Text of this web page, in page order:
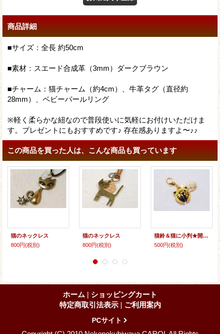
商品詳細
■サイズ：全長 約50cm
■素材：スエード合成革（3mm）ダークブラウン
■チャーム：猫チャーム（約4cm）、牛革タグ（直径約
28mm）、ベビーパールリング
※軽く柔らかな紐なので普段使いに気軽にお付けいただけま
す。プレゼントにもおすすめです♪ 存在感ありますよ〜♪♪
この商品を買った人は、こんな商品も買っています
猫のネックレス
800円(税別)
猫のネックレス
800円(税別)
猫鈴＆猫に小判★開運厄除／交通安全
500円(税別)
ホーム | ショッピングカート
特定商取引法表示 | ご利用案内
PCサイト